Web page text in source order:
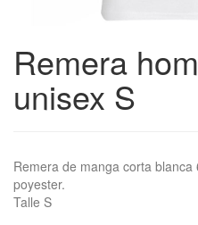
Remera
unisex S
Remera de manga corta blanca
poyester.
Talle S